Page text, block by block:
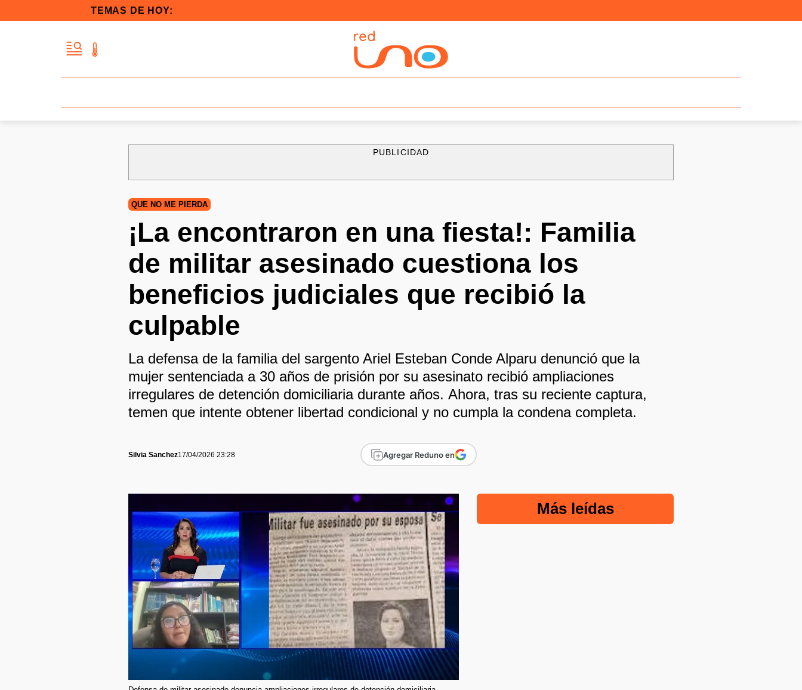
TEMAS DE HOY:
PUBLICIDAD
QUE NO ME PIERDA
¡La encontraron en una fiesta!: Familia
de militar asesinado cuestiona los
beneficios judiciales que recibió la
culpable
La defensa de la familia del sargento Ariel Esteban Conde Alparu denunció que la
mujer sentenciada a 30 años de prisión por su asesinato recibió ampliaciones
irregulares de detención domiciliaria durante años. Ahora, tras su reciente captura,
temen que intente obtener libertad condicional y no cumpla la condena completa.
Silvia Sanchez17/04/2026 23:28 Agregar Reduno en
Más leídas